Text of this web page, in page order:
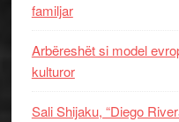
familjar
Arbëreshët si model
kulturor
Sali Shijaku, “Diego